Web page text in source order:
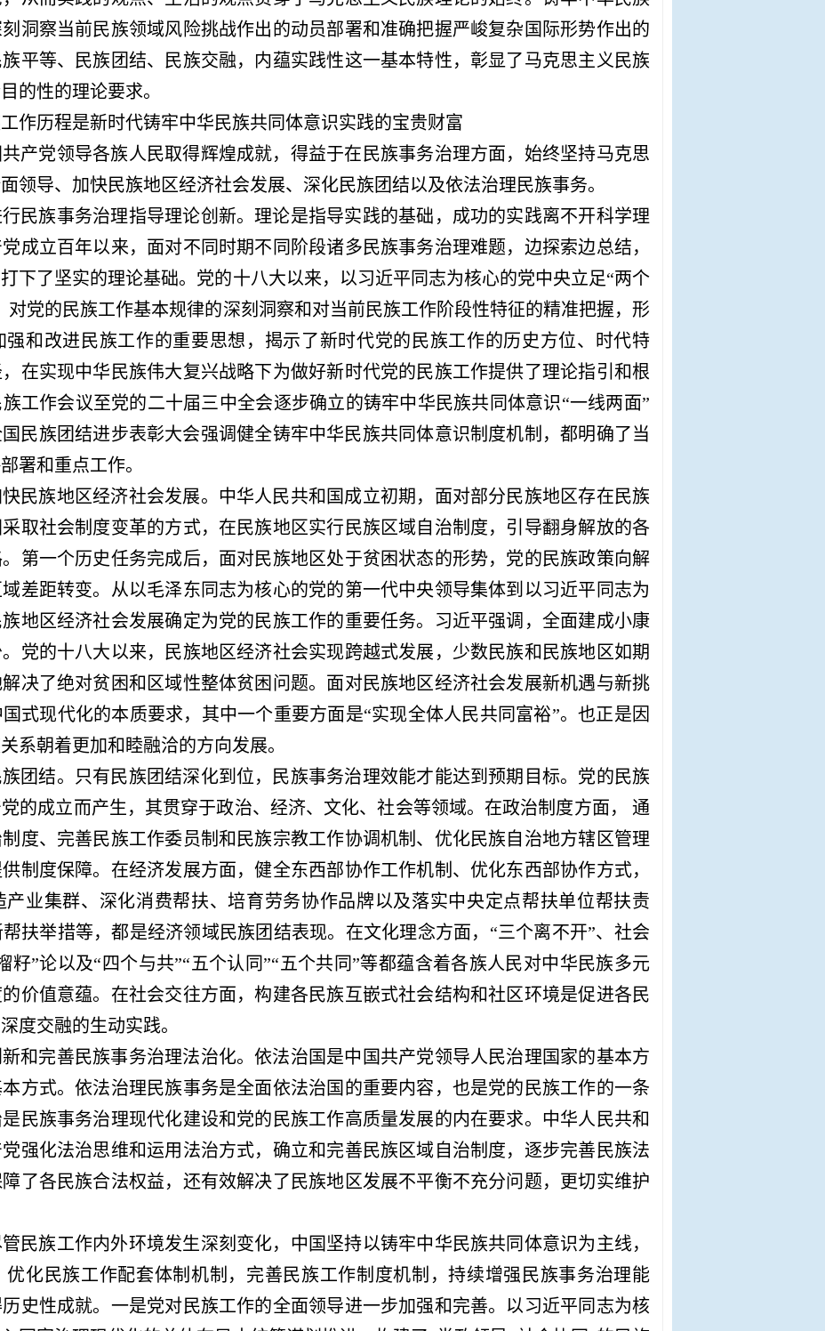
洞察当前民族领域风险挑战作出的动员部署和准确把握严峻复杂国际形势作出的
平等、民族团结、民族交融，内蕴实践性这一基本特性，彰显了马克思主义民族
的性的理论要求。
工作历程是新时代铸牢中华民族共同体意识实践的宝贵财富
产党领导各族人民取得辉煌成就，得益于在民族事务治理方面，始终坚持马克思
领导、加快民族地区经济社会发展、深化民族团结以及依法治理民族事务。
民族事务治理指导理论创新。理论是指导实践的基础，成功的实践离不开科学理
成立百年以来，面对不同时期不同阶段诸多民族事务治理难题，边探索边总结，
下了坚实的理论基础。党的十八大以来，以习近平同志为核心的党中央立足“两个
对党的民族工作基本规律的深刻洞察和对当前民族工作阶段性特征的精准把握，形
和改进民族工作的重要思想，揭示了新时代党的民族工作的历史方位、时代特
在实现中华民族伟大复兴战略下为做好新时代党的民族工作提供了理论指引和根
工作会议至党的二十届三中全会逐步确立的铸牢中华民族共同体意识“一线两面”
民族团结进步表彰大会强调健全铸牢中华民族共同体意识制度机制，都明确了当
署和重点工作。
民族地区经济社会发展。中华人民共和国成立初期，面对部分民族地区存在民族
取社会制度变革的方式，在民族地区实行民族区域自治制度，引导翻身解放的各
第一个历史任务完成后，面对民族地区处于贫困状态的形势，党的民族政策向解
差距转变。从以毛泽东同志为核心的党的第一代中央领导集体到以习近平同志为
地区经济社会发展确定为党的民族工作的重要任务。习近平强调，全面建成小康
党的十八大以来，民族地区经济社会实现跨越式发展，少数民族和民族地区如期
决了绝对贫困和区域性整体贫困问题。面对民族地区经济社会发展新机遇与新挑
式现代化的本质要求，其中一个重要方面是“实现全体人民共同富裕”。也正是因
系朝着更加和睦融洽的方向发展。
团结。只有民族团结深化到位，民族事务治理效能才能达到预期目标。党的民族
的成立而产生，其贯穿于政治、经济、文化、社会等领域。在政治制度方面，
通
度、完善民族工作委员制和民族宗教工作协调机制、优化民族自治地方辖区管理
制度保障。在经济发展方面，健全东西部协作工作机制、优化东西部协作方式，
业集群、深化消费帮扶、培育劳务协作品牌以及落实中央定点帮扶单位帮扶责
扶举措等，都是经济领域民族团结表现。在文化理念方面， “三个离不开”、社会
籽”论以及“四个与共”“五个认同”“五个共同”等都蕴含着各族人民对中华民族多元
价值意蕴。在社会交往方面，构建各民族互嵌式社会结构和社区环境是促进各民
度交融的生动实践。
和完善民族事务治理法治化。依法治国是中国共产党领导人民治理国家的基本方
方式。依法治理民族事务是全面依法治国的重要内容，也是党的民族工作的一条
民族事务治理现代化建设和党的民族工作高质量发展的内在要求。中华人民共和
强化法治思维和运用法治方式，确立和完善民族区域自治制度，逐步完善民族法
了各民族合法权益，还有效解决了民族地区发展不平衡不充分问题，更切实维护
民族工作内外环境发生深刻变化，中国坚持以铸牢中华民族共同体意识为主线，
化民族工作配套体制机制，完善民族工作制度机制，持续增强民族事务治理能
史性成就。一是党对民族工作的全面领导进一步加强和完善。以习近平同志为核